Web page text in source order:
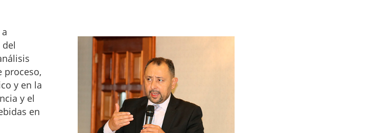
proceso,
y en la
y el
en